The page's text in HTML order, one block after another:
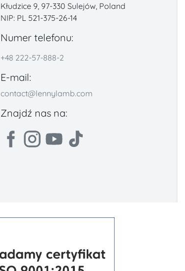
Kłudzice 9, 97-330 Sulejów, Poland
NIP: PL 521-375-26-14
Numer telefonu:
+48 222-57-888-2
E-mail:
contact@lennylamb.com
Znajdź nas na: